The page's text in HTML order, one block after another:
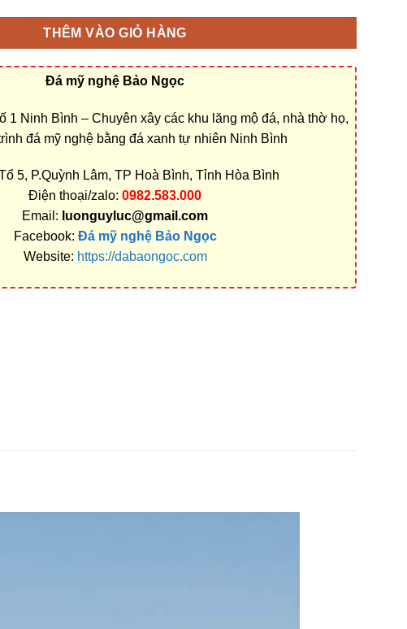
THÊM VÀO GIỎ HÀNG
Đá mỹ nghệ Bảo Ngọc
1 Ninh Bình – Chuyên xây các khu lăng mộ đá, nhà thờ họ,
đá mỹ nghệ bằng đá xanh tự nhiên Ninh Bình
5, P.Quỳnh Lâm, TP Hoà Bình, Tỉnh Hòa Bình
Điện thoại/zalo: 0982.583.000
Email: luonguyluc@gmail.com
Facebook: Đá mỹ nghệ Bảo Ngọc
Website: https://dabaongoc.com